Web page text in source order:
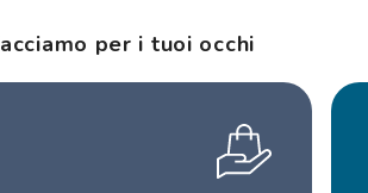
per i tuoi occhi